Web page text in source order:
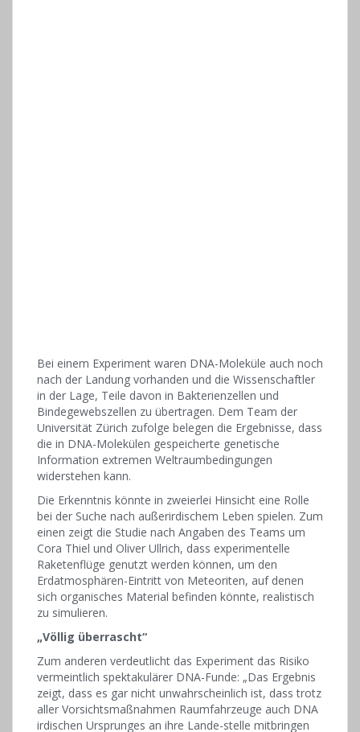
Bei einem Experiment waren DNA-Moleküle auch noch
nach der Landung vorhanden und die Wissenschaftler
in der Lage, Teile davon in Bakterienzellen und
Bindegewebszellen zu übertragen. Dem Team der
Universität Zürich zufolge belegen die Ergebnisse, dass
die in DNA-Molekülen gespeicherte genetische
Information extremen Weltraumbedingungen
widerstehen kann.
Die Erkenntnis könnte in zweierlei Hinsicht eine Rolle
bei der Suche nach außerirdischem Leben spielen. Zum
einen zeigt die Studie nach Angaben des Teams um
Cora Thiel und Oliver Ullrich, dass experimentelle
Raketenflüge genutzt werden können, um den
Erdatmosphären-Eintritt von Meteoriten, auf denen
sich organisches Material befinden könnte, realistisch
zu simulieren.
„Völlig überrascht“
Zum anderen verdeutlicht das Experiment das Risiko
vermeintlich spektakulärer DNA-Funde: „Das Ergebnis
zeigt, dass es gar nicht unwahrscheinlich ist, dass trotz
aller Vorsichtsmaßnahmen Raumfahrzeuge auch DNA
irdischen Ursprunges an ihre Lande-stelle mitbringen